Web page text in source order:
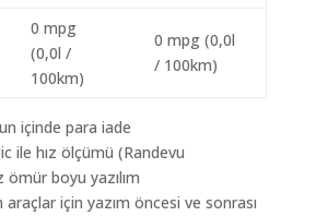
0 mpg
(0,0l /
100km)
0 mpg (0,0l
/ 100km)
içinde para iade
ile hız ölçümü (Randevu
boyu yazılım
için yazım öncesi ve sonrası